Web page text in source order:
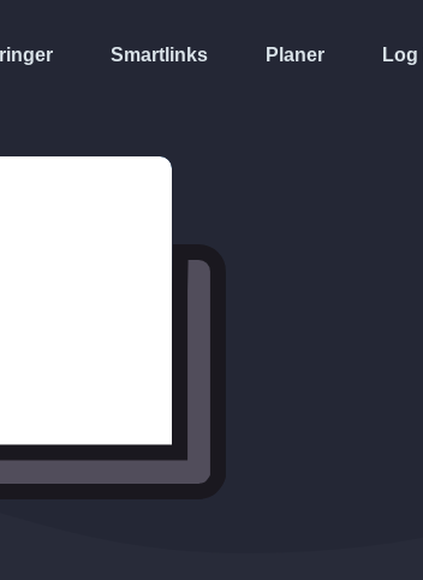
Smartlinks Planer Log